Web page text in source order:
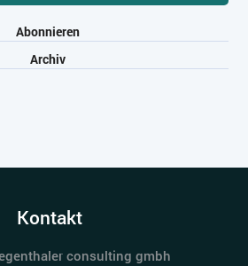
Abonnieren
Archiv
Kontakt
consulting gmbh